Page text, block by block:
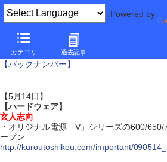
Powered by
カテゴリ 過去記事
【バックナンバー】
【5月14日】
【ハードウェア】
玄人志向
・オリジナル電源「V」シリーズの600/
ープン
http://kuroutoshikou.com/important/